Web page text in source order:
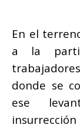
En el
a la
donde se
ese